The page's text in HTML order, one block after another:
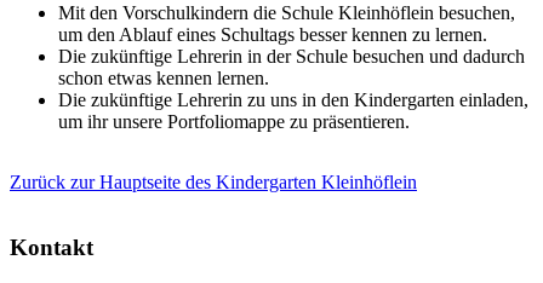
Mit den Vorschulkindern die Schule Kleinhöflein besuchen,
um den Ablauf eines Schultags besser kennen zu lernen.
Die zukünftige Lehrerin in der Schule besuchen und dadurch
schon etwas kennen lernen.
Die zukünftige Lehrerin zu uns in den Kindergarten einladen,
um ihr unsere Portfoliomappe zu präsentieren.
Zurück zur Hauptseite des Kindergarten Kleinhöflein
Kontakt